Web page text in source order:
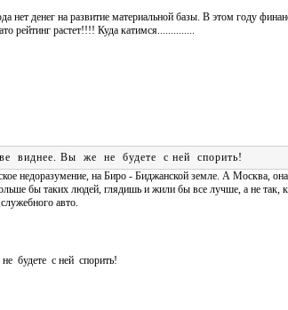
денег на развитие материальной базы. В этом году
рейтинг растет!!!! Куда катимся..............
виднее. Вы же не будете с ней спорить!
недоразумение, на Биро - Биджанской земле. А Москва,
бы таких людей, глядишь и жили бы все лучше, а не так,
авто.
будете с ней спорить!